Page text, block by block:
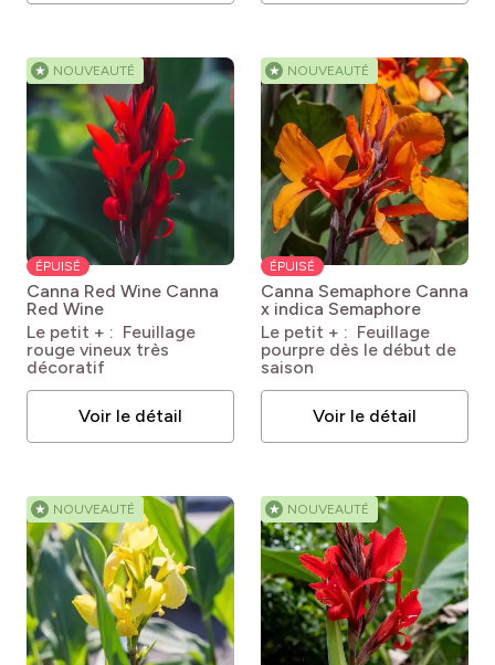
★ NOUVEAUTÉ
ÉPUISÉ
Canna Red Wine Canna
Red Wine
Le petit + : Feuillage
rouge vineux très
décoratif
Voir le détail
★ NOUVEAUTÉ
ÉPUISÉ
Canna Semaphore Canna
x indica Semaphore
Le petit + : Feuillage
pourpre dès le début de
saison
Voir le détail
★ NOUVEAUTÉ ★ NOUVEAUTÉ